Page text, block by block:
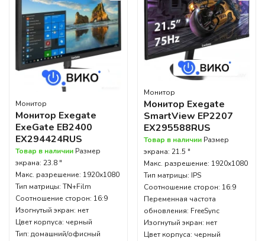
Монитор
Монитор Exegate
ExeGate EB2400
EX294424RUS
Товар в наличии Размер
экрана: 23.8 "
Макс. разрешение: 1920x1080
Тип матрицы: TN+Film
Соотношение сторон: 16:9
Изогнутый экран: нет
Цвет корпуса: черный
Тип: домашний/офисный
Монитор
Монитор Exegate
SmartView EP2207
EX295588RUS
Товар в наличии Размер
экрана: 21.5 "
Макс. разрешение: 1920x1080
Тип матрицы: IPS
Соотношение сторон: 16:9
Переменная частота
обновления: FreeSync
Изогнутый экран: нет
Цвет корпуса: черный